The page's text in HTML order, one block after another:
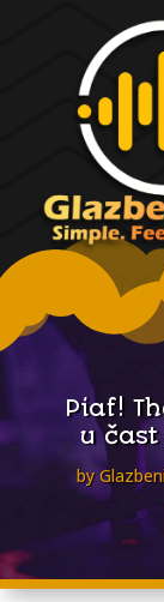
Piaf!
u
by